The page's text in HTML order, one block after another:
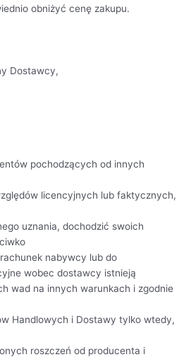
obniżyć cenę zakupu.
Dostawcy,
pochodzących od innych
licencyjnych lub faktycznych,
uznania, dochodzić swoich
nabywcy lub do
wobec dostawcy istnieją
wad na innych warunkach i zgodnie
Handlowych i Dostawy tylko wtedy,
roszczeń od producenta i